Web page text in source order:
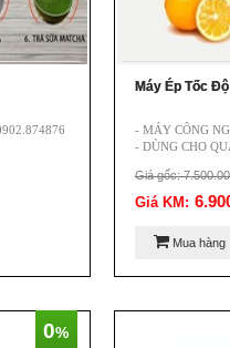
Máy Ép Tốc
- MÁY CÔNG
- DÙNG CHO
1154 Lê Đức Thọ
Giá gốc:
Giá KM:
Mua hàng
0%